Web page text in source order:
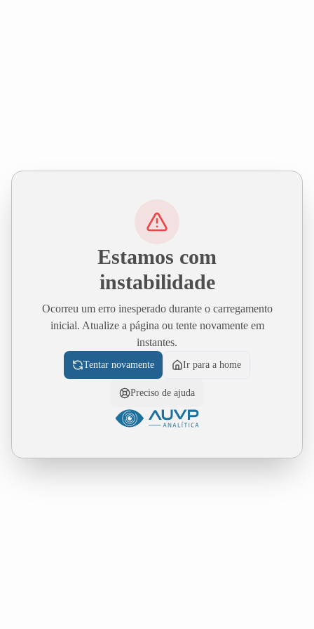
Estamos com
instabilidade
Ocorreu um erro inesperado durante o carregamento
inicial. Atualize a página ou tente novamente em
instantes.
Tentar novamente Ir para a home
Preciso de ajuda